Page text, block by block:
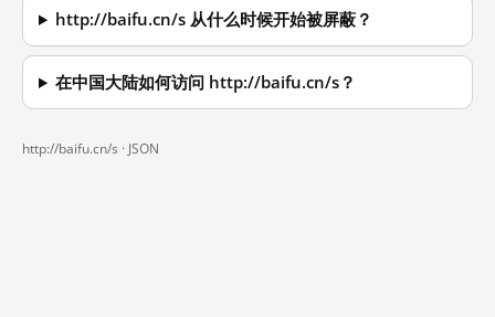
http://baifu.cn/s 从什么时候开始被屏蔽？
在中国大陆如何访问 http://baifu.cn/s？
http://baifu.cn/s · JSON